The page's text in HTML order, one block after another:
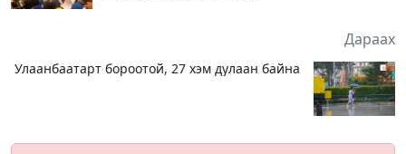
Дараах
Улаанбаатарт бороотой, 27 хэм дулаан байна